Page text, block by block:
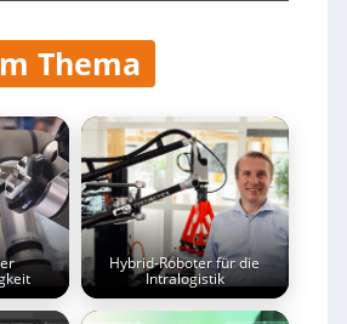
Thema
Hybrid-Roboter für die
Intralogistik